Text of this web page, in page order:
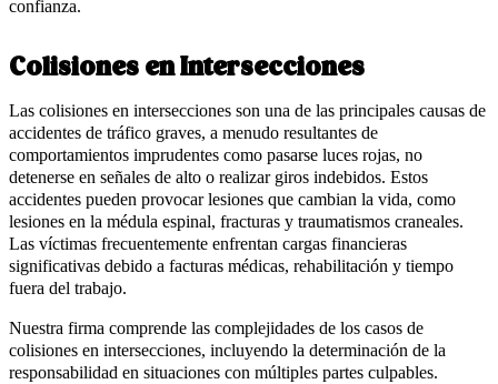
confianza.
Colisiones en Intersecciones
Las colisiones en intersecciones son una de las principales causas de
accidentes de tráfico graves, a menudo resultantes de
comportamientos imprudentes como pasarse luces rojas, no
detenerse en señales de alto o realizar giros indebidos. Estos
accidentes pueden provocar lesiones que cambian la vida, como
lesiones en la médula espinal, fracturas y traumatismos craneales.
Las víctimas frecuentemente enfrentan cargas financieras
significativas debido a facturas médicas, rehabilitación y tiempo
fuera del trabajo.
Nuestra firma comprende las complejidades de los casos de
colisiones en intersecciones, incluyendo la determinación de la
responsabilidad en situaciones con múltiples partes culpables.